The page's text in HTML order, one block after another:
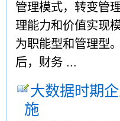
管理模式，转变管
理能力和价值实现
为职能型和管理型
后，财务 ...
大数据时期
施